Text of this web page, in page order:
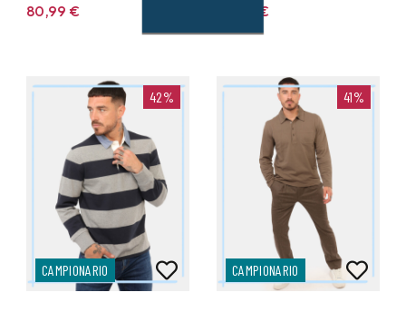
80,99€ €
42%
CAMPIONARIO
41%
CAMPIONARIO